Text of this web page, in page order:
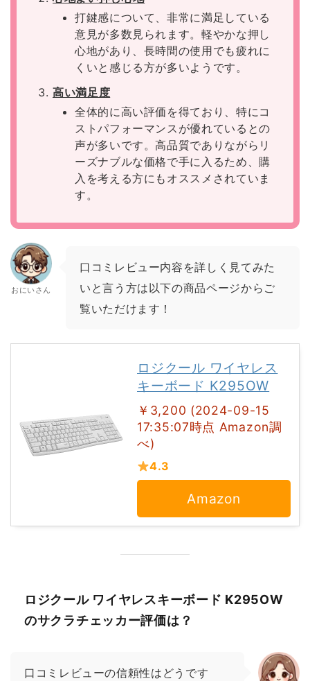
打鍵感について、非常に満足している
意見が多数見られます。軽やかな押し
心地があり、長時間の使用でも疲れに
くいと感じる方が多いようです。
高い満足度
全体的に高い評価を得ており、特にコ
ストパフォーマンスが優れているとの
声が多いです。高品質でありながらリ
ーズナブルな価格で手に入るため、購
入を考える方にもオススメされていま
す。
おにいさん
口コミレビュー内容を詳しく見てみた
いと言う方は以下の商品ページからご
覧いただけます！
ロジクール ワイヤレス
キーボード K295OW
￥3,200 (2024-09-15
17:35:07時点 Amazon調
べ)
4.3
Amazon
ロジクール ワイヤレスキーボード K295OW
のサクラチェッカー評価は？
口コミレビューの信頼性はどうです